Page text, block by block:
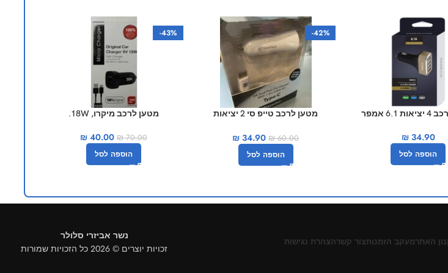
6.1 אמפר
₪34.90
הוספה לסל
-42%
מטען לרכב טייפ סי 2 יציאות
₪60.00
₪ 34.90
הוספה לסל
-43%
מטען לרכב מיקרו, 18W.
₪70.00
₪40.00
הוספה לסל
האתרמעקב הזמנותצור קשרהצהרת נגישות
נשר אביזרי סלולר
זכויות יוצרים © 2026 כל הזכויות שמורות